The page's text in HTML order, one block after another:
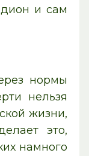
и сам
нормы
нельзя
жизни,
это,
намного